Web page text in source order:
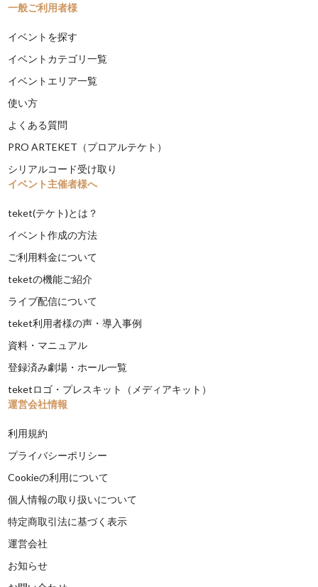
一般ご利用者様
イベントを探す
イベントカテゴリ一覧
イベントエリア一覧
使い方
よくある質問
PRO ARTEKET（プロアルテケト）
シリアルコード受け取り
イベント主催者様へ
teket(テケト)とは？
イベント作成の方法
ご利用料金について
teketの機能ご紹介
ライブ配信について
teket利用者様の声・導入事例
資料・マニュアル
登録済み劇場・ホール一覧
teketロゴ・プレスキット（メディアキット）
運営会社情報
利用規約
プライバシーポリシー
Cookieの利用について
個人情報の取り扱いについて
特定商取引法に基づく表示
運営会社
お知らせ